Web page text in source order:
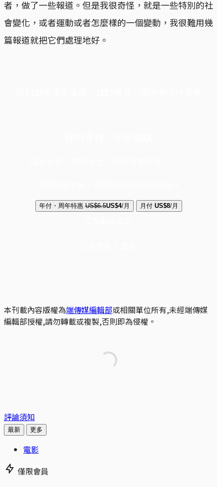
者，做了一些報道。但是我很奇怪，就是一些特別的社
會變化，或者運動或者怎麼樣的一個變動，我很難用幾
篇報道就把它們處理地好。
年付・周年特惠 US$6.5US$4/月 月付 US$8/月
本刊載內容版權為端傳媒編輯部或相關單位所有,未經端傳媒
編輯部授權,請勿轉載或複製,否則即為侵權。
評論須知
最新 更多
電影
僅限會員